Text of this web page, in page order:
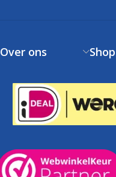
Over ons Shop